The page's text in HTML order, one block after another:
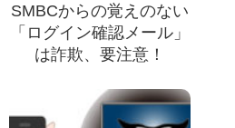
SMBCからの覚えのない
「ログイン確認メール」
は詐欺、要注意！